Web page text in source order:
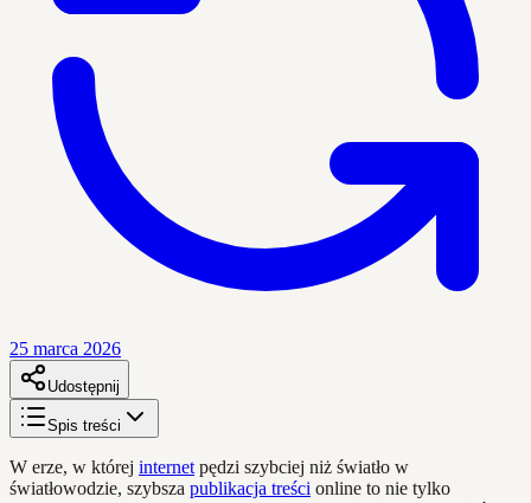
25 marca 2026
Udostępnij
Spis treści
W erze, w której internet pędzi szybciej niż światło w
światłowodzie, szybsza publikacja treści online to nie tylko